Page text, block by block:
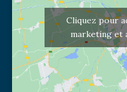
Cliquez pour
marketing et